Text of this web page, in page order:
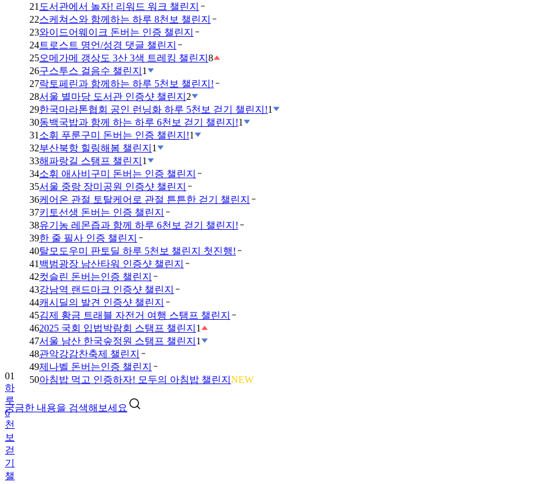
21 도서관에서 놀자! 리워드 워크 챌린지
22스케쳐스와 함께하는 하루 8천보 챌린지
23와이드어웨이크 돈버는 인증 챌린지
24트로스트 명언/성경 댓글 챌린지
25오메가메 갱상도 3산 3색 트레킹 챌린지 8
26구스투스 걸음수 챌린지 1
27락토페린과 함께하는 하루 5천보 챌린지!
28서울 별마당 도서관 인증샷 챌린지 2
29한국마라톤협회 공인 런닝화 하루 5천보 걷기 챌린지!1
30동백국밥과 함께 하는 하루 6천보 걷기 챌린지!1
31 소휘 푸룬구미 돈버는 인증 챌린지!1
32부산북항 힐링해봄 챌린지 1
33해파랑길 스탬프 챌린지 1
34소휘 애사비구미 돈버는 인증 챌린지
35서울 중랑 장미공원 인증샷 챌린지
36케어온 관절 토탈케어로 관절 튼튼한 걷기 챌린지
37키토선생 돈버는 인증 챌린지
38유기농 레몬즙과 함께 하루 6천보 걷기 챌린지!
39한 줄 필사 인증 챌린지
40탈모도우미 판토딜 하루 5천보 챌린지 첫진행!
41 백범광장 남산타워 인증샷 챌린지
42컷슬린 돈버는인증 챌린지
43강남역 랜드마크 인증샷 챌린지
44캐시딜의 발견 인증샷 챌린지
45김제 황금 트래블 자전거 여행 스탬프 챌린지
462025 국회 입법박람회 스탬프 챌린지 1
47서울 남산 한국숲정원 스탬프 챌린지 1
48관악강감찬축제 챌린지
49제나벨 돈버는인증 챌린지
50아침밥 먹고 인증하자! 모두의 아침밥 챌린지 NEW
궁금한 내용을 검색해보세요
01
하
루
6
천
보
걷
기
챌